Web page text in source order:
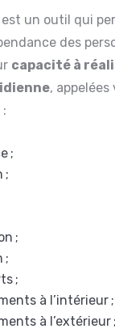
est un outil qui
des
capacité à
, appelées
;
;
;
;
;
à l’intérieur ;
à l’extérieur